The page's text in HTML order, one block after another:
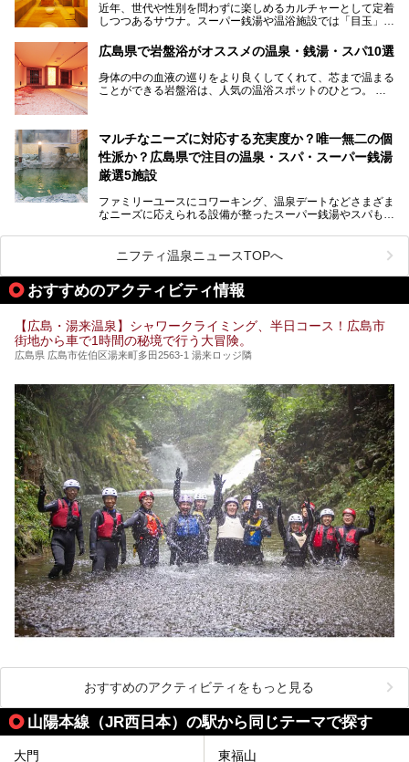
近年、世代や性別を問わずに楽しめるカルチャーとして定着
しつつあるサウナ。スーパー銭湯や温浴施設では「目玉」と
わりと身体の内部を温めて発汗を促すサウナは、リフレッシ
ュ効果はもちろん、代謝が高まり健康や美容にも良い影響が
期待されます。今回はそんなサウナにこだわった、広島県内
のオススメ温泉・銭湯・スパ10ヶ所を紹介させていただき
ます。
広島県で岩盤浴がオススメの温泉・銭湯・スパ10選
身体の中の血液の巡りをより良くしてくれて、芯まで温まる
ことができる岩盤浴は、人気の温浴スポットのひとつ。
る、広島県でオススメの温泉・銭湯・スパをご紹介していき
ます！
マルチなニーズに対応する充実度か？唯一無二の個
性派か？広島県で注目の温泉・スパ・スーパー銭湯
厳選5施設
ファミリーユースにコワーキング、温泉デートなどさまざま
なニーズに応えられる設備が整ったスーパー銭湯やスパも、
いった個性が魅力の温泉も、どちらも充実している広島県。
今回は、そんな広島県にある温浴施設のなかから、筆者が
「一度訪ねてみたい」と気になっている魅力的な施設を5件
ピックアップして紹介します。
※2021/07/30時点の情報です。
ニフティ温泉ニュースTOPへ
おすすめのアクティビティ情報
【広島・湯来温泉】シャワークライミング、半日コース！広島市
街地から車で1時間の秘境で行う大冒険。
広島県 広島市佐伯区湯来町多田2563-1 湯来ロッジ隣
おすすめのアクティビティをもっと見る
山陽本線（JR西日本）の駅から同じテーマで探す
大門 東福山